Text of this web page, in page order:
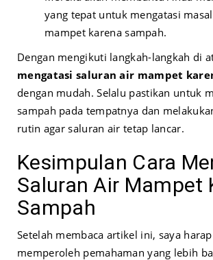
yang tepat untuk mengatasi
mampet karena sampah.
Dengan mengikuti langkah-langkah di
mengatasi saluran air mampet
dengan mudah. Selalu pastikan untuk
sampah pada tempatnya dan
rutin agar saluran air tetap lancar.
Kesimpulan Cara
Saluran Air Mampet
Sampah
Setelah membaca artikel ini, saya
memperoleh pemahaman yang lebih